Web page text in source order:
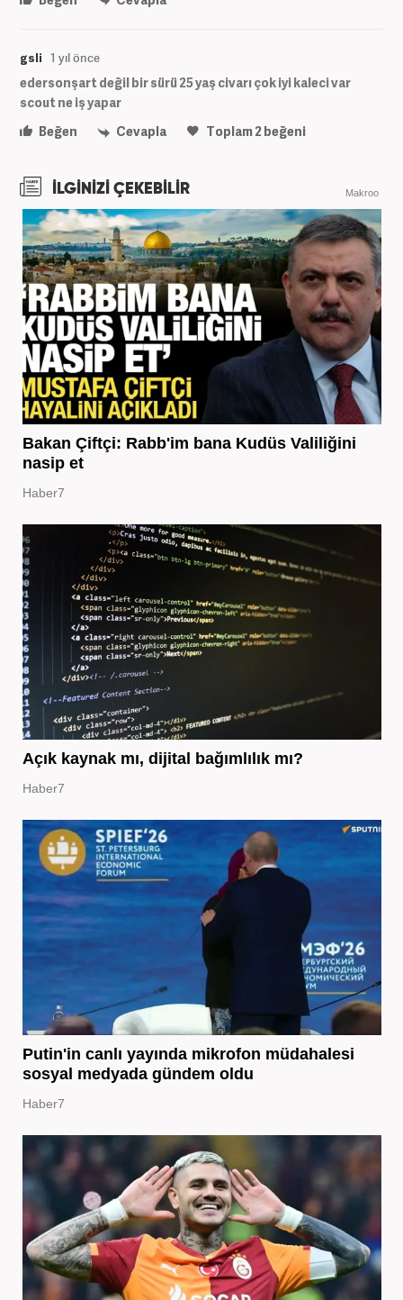
gsli 1 yıl önce
edersonşart değil bir sürü 25 yaş civarı çok iyi kaleci var
scout ne iş yapar
Beğen
Cevapla Toplam2beğeni
İLGİNİZİ ÇEKEBİLİR Makroo
Bakan Çiftçi: Rabb'im bana Kudüs Valiliğini
nasip et
Haber7
Açık kaynak mı, dijital bağımlılık mı?
Haber7
Putin'in canlı yayında mikrofon müdahalesi
sosyal medyada gündem oldu
Haber7